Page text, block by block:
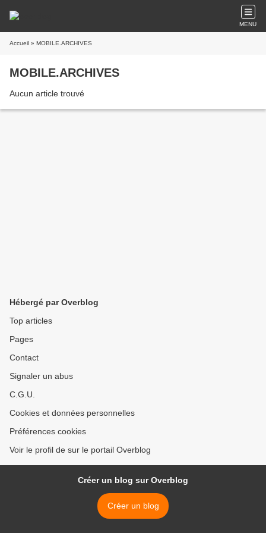
MENU
Accueil » MOBILE.ARCHIVES
MOBILE.ARCHIVES
Aucun article trouvé
Hébergé par Overblog
Top articles
Pages
Contact
Signaler un abus
C.G.U.
Cookies et données personnelles
Préférences cookies
Voir le profil de sur le portail Overblog
Créer un blog sur Overblog
Créer un blog